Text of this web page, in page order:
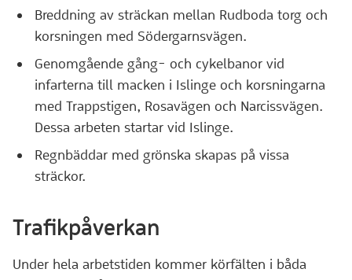
Breddning av sträckan mellan Rudboda torg och
korsningen med Södergarnsvägen.
Genomgående gång- och cykelbanor vid
infarterna till macken i Islinge och korsningarna
med Trappstigen, Rosavägen och Narcissvägen.
Dessa arbeten startar vid Islinge.
Regnbäddar med grönska skapas på vissa
sträckor.
Trafikpåverkan
Under hela arbetstiden kommer körfälten i båda